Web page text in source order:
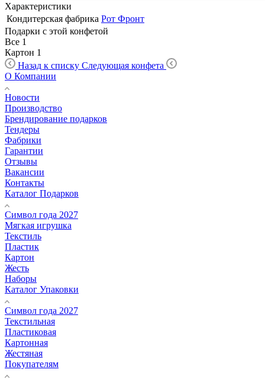
Характеристики
Кондитерская фабрика Рот Фронт
Подарки с этой конфетой
Все 1
Картон 1
Назад к списку Следующая конфета
О Компании
Новости
Производство
Брендирование подарков
Тендеры
Фабрики
Гарантии
Отзывы
Вакансии
Контакты
Каталог Подарков
Символ года 2027
Мягкая игрушка
Текстиль
Пластик
Картон
Жесть
Наборы
Каталог Упаковки
Символ года 2027
Текстильная
Пластиковая
Картонная
Жестяная
Покупателям